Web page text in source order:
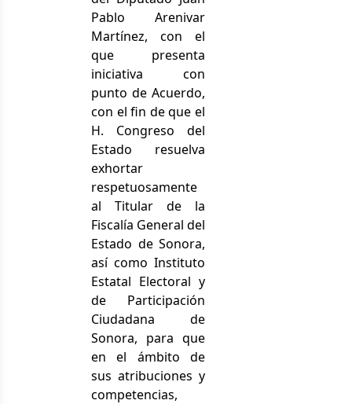
Pablo Arenivar
Martínez, con el
que presenta
iniciativa con
punto de Acuerdo,
con el fin de que el
H. Congreso del
Estado resuelva
exhortar
respetuosamente
al Titular de la
Fiscalía General del
Estado de Sonora,
así como Instituto
Estatal Electoral y
de Participación
Ciudadana de
Sonora, para que
en el ámbito de
sus atribuciones y
competencias,